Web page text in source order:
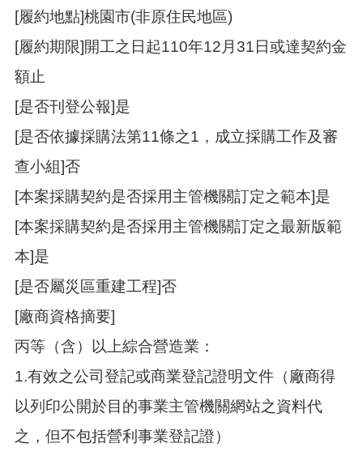
[履約地點]桃園市(非原住民地區)
[履約期限]開工之日起110年12月31日或達契約金
額止
[是否刊登公報]是
[是否依據採購法第11條之1，成立採購工作及審
查小組]否
[本案採購契約是否採用主管機關訂定之範本]是
[本案採購契約是否採用主管機關訂定之最新版範
本]是
[是否屬災區重建工程]否
[廠商資格摘要]
丙等（含）以上綜合營造業：
1.有效之公司登記或商業登記證明文件（廠商得
以列印公開於目的事業主管機關網站之資料代
之，但不包括營利事業登記證）